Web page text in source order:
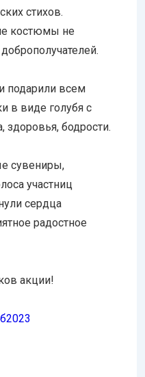
стихов.
костюмы не
подарили всем
в виде голубя с
бодрости.
сувениры,
участниц
сердца
радостное
акции!